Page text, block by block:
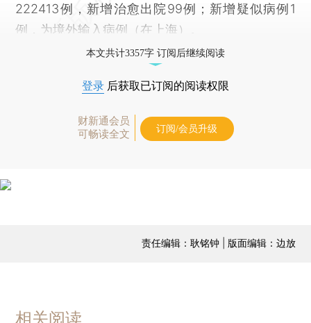
222413例，新增治愈出院99例；新增疑似病例1
例，为境外输入病例（在上海）。
本文共计3357字 订阅后继续阅读
登录 后获取已订阅的阅读权限
财新通会员
可畅读全文
订阅/会员升级
责任编辑：耿铭钟 | 版面编辑：边放
相关阅读